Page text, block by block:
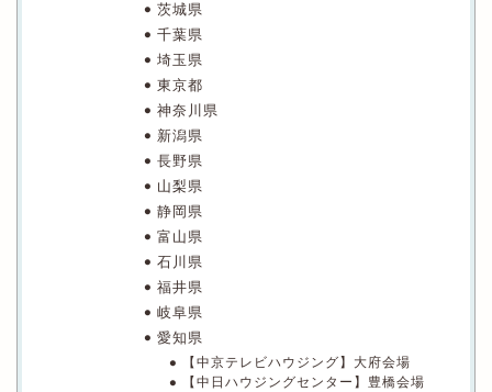
茨城県
千葉県
埼玉県
東京都
神奈川県
新潟県
長野県
山梨県
静岡県
富山県
石川県
福井県
岐阜県
愛知県
【中京テレビハウジング】大府会場
【中日ハウジングセンター】豊橋会場